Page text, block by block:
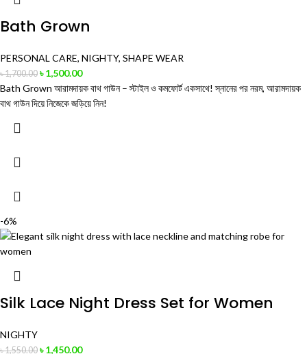
Bath Grown
PERSONAL CARE, NIGHTY, SHAPE WEAR
৳1,700.00 ৳1,500.00
Bath Grown আরামদায়ক বাথ গাউন – স্টাইল ও কমফোর্ট একসাথে! স্নানের পর নরম, আরামদায়ক
বাথ গাউন দিয়ে নিজেকে জড়িয়ে নিন!
-6%
Silk Lace Night Dress Set for Women
NIGHTY
৳1,550.00 ৳1,450.00